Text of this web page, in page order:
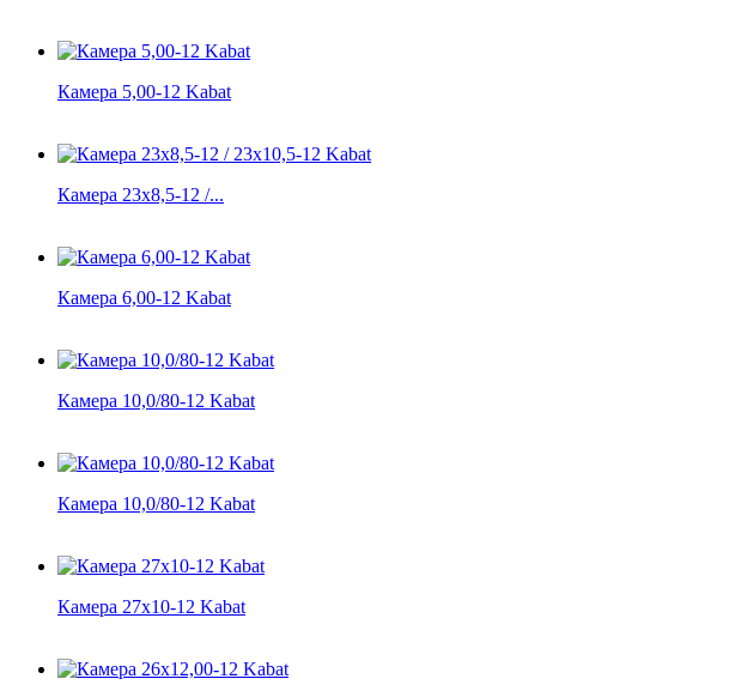
Камера 5,00-12 Kabat
Камера 23x8,5-12 /...
Камера 6,00-12 Kabat
Камера 10,0/80-12 Kabat
Камера 10,0/80-12 Kabat
Камера 27x10-12 Kabat